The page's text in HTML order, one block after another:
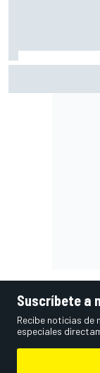
Suscríbete a
Recibe noticias
especiales